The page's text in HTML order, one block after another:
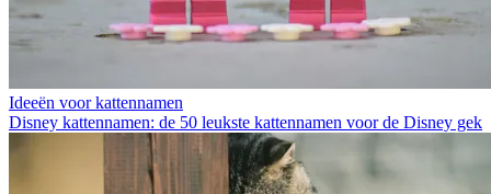
Ideeën voor kattennamen
Disney kattennamen: de 50 leukste kattennamen voor de Disney gek